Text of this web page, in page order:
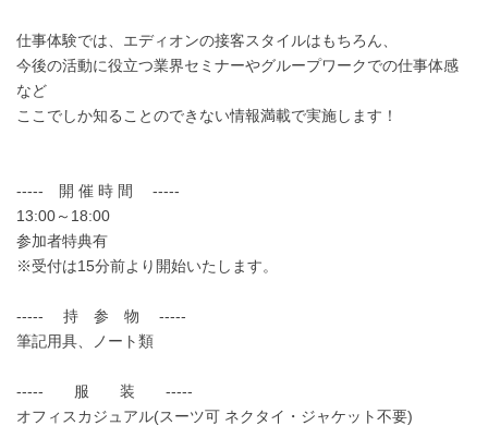
仕事体験では、エディオンの接客スタイルはもちろん、
今後の活動に役立つ業界セミナーやグループワークでの仕事体感
など
ここでしか知ることのできない情報満載で実施します！
----- 開 催 時 間 -----
13:00～18:00
参加者特典有
※受付は15分前より開始いたします。
----- 持 参 物 -----
筆記用具、ノート類
----- 服 装 -----
オフィスカジュアル(スーツ可 ネクタイ・ジャケット不要)